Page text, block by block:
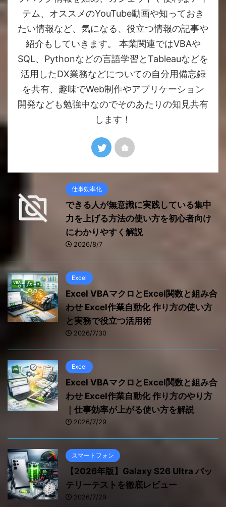
テム、オススメのYouTube動画や知っておき
たい情報など、気になる、役立つ情報の記事や
紹介もしていきます。 本業関連ではVBAや
SQL、Pythonなどの言語学習とTableauなどを
活用したDX業務などについての自分用備忘録
を共有、趣味でWeb制作やアプリケーション
開発なども勉強中なのでそのあたりの知見共有
します！
仕事効率化
できる人が無意識に実践している集中
力を上げる方法の使い方を初心者向け
にわかりやすく解説
2026/8/7
Excel
Excel VBAマクロとExcel関数と組み合
わせ Excel作業自動化 作り方の使い方
と実務で役立つ活用術
2026/7/30
Excel
Excel VBAマクロとExcel関数と組み合
わせ Excel作業自動化 作り方のやり方
｜仕事効率が上がる使い方を解説
2026/7/29
スマートフォン
【2026年版】Galaxy S26 Ultra バッ
テリーテストを徹底レビュー
2026/7/29